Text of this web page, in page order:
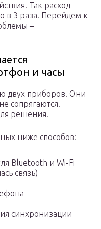
Так расход
в 3 раза. Перейдем к
–
и часы
двух приборов. Они
сопрягаются.
решения.
ниже способов:
Bluetooth и Wi-Fi
связь)
синхронизации